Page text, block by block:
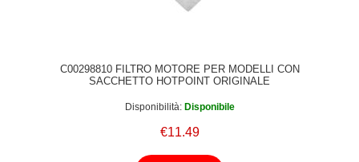
BGLS4500 ASPIRATEUR AVEC SAC GL40S COSYY'Y
ROUGE BGLS4540/01 BGLS4540 ASPIRATEUR AVEC SAC
GL40 NOIR BGLS4FMLY/01 BGLS4FMLY ASPIRATEUR
ROUGE BGN22128GB/04 BGN22128GB BGN2A110/04
C00298810 FILTRO MOTORE PER MODELLI CON
SACCHETTO HOTPOINT ORIGINALE
Disponibilità: Disponibile
€11.49